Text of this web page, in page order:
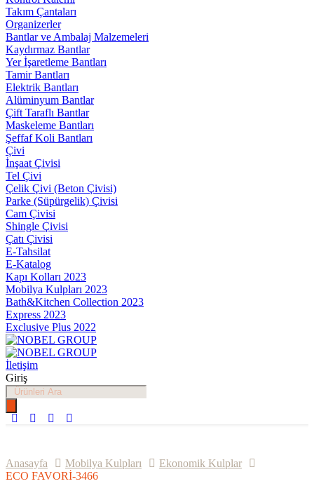
Takım Çantaları
Organizerler
Bantlar ve Ambalaj Malzemeleri
Kaydırmaz Bantlar
Yer İşaretleme Bantları
Tamir Bantları
Elektrik Bantları
Alüminyum Bantlar
Çift Taraflı Bantlar
Maskeleme Bantları
Şeffaf Koli Bantları
Çivi
İnşaat Çivisi
Tel Çivi
Çelik Çivi (Beton Çivisi)
Parke (Süpürgelik) Çivisi
Cam Çivisi
Shingle Çivisi
Çatı Çivisi
E-Tahsilat
E-Katalog
Kapı Kolları 2023
Mobilya Kulpları 2023
Bath&Kitchen Collection 2023
Express 2023
Exclusive Plus 2022
İletişim
Giriş
Products
search
Anasayfa Mobilya Kulpları
Ekonomik Kulplar
ECO FAVORİ-3466